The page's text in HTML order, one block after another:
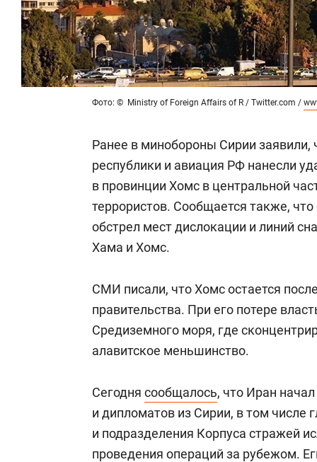
Фото: © Ministry of Foreign Affairs of R / Twitter.com /
Ранее в минобороны Сирии
республики и авиация РФ нанесли
в провинции Хомс в центральной
террористов. Сообщается также,
обстрел мест дислокации и линий
Хама и Хомс.
СМИ писали, что Хомс остается
правительства. При его потере
Средиземного моря, где
алавитское меньшинство.
Сегодня сообщалось, что Иран
и дипломатов из Сирии, в том числе
и подразделения Корпуса стражей
проведения операций за рубежом.